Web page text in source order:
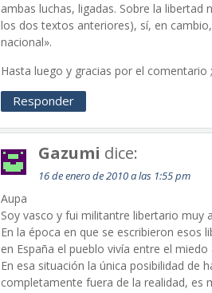
ambas luchas, ligadas. Sobre la
los dos textos anteriores), sí, en
nacional».
Hasta luego y gracias por el comentario
Responder
Gazumi dice:
16 de enero de 2010 a las 1:55 pm
Aupa
Soy vasco y fui militantre libertario muy
En la época en que se escribieron esos
en España el pueblo vivía entre el
En esa situación la única posibilidad de
completamente fuera de la realidad, es